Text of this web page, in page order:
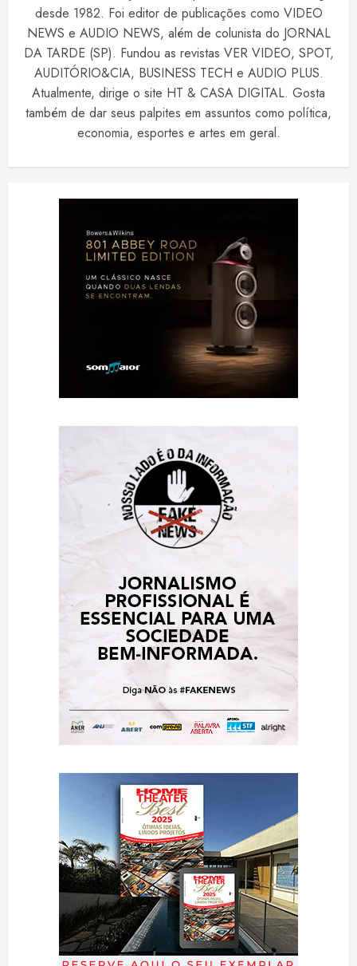
desde 1982. Foi editor de publicações como VIDEO
NEWS e AUDIO NEWS, além de colunista do JORNAL
DA TARDE (SP). Fundou as revistas VER VIDEO, SPOT,
AUDITÓRIO&CIA, BUSINESS TECH e AUDIO PLUS.
Atualmente, dirige o site HT & CASA DIGITAL. Gosta
também de dar seus palpites em assuntos como política,
economia, esportes e artes em geral.